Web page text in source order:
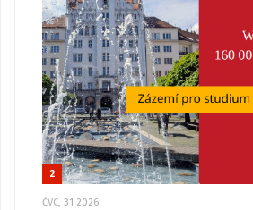
2
ČVC, 31 2026